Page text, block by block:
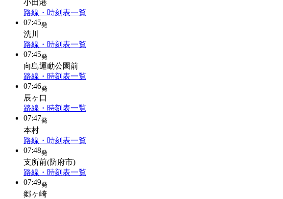
小田港
路線・時刻表一覧
07:45発
洗川
路線・時刻表一覧
07:45発
向島運動公園前
路線・時刻表一覧
07:46発
辰ヶ口
路線・時刻表一覧
07:47発
本村
路線・時刻表一覧
07:48発
支所前(防府市)
路線・時刻表一覧
07:49発
郷ヶ崎